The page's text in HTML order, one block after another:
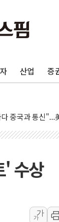
산업 증
업 경영평가, 서
신고 80대 남성
말 정치를 좌시
회의 참석하는 한
이버, 멤버십 연
버 AI탭, 올해 안
스, 'BUILD CON
' 수상
가
가